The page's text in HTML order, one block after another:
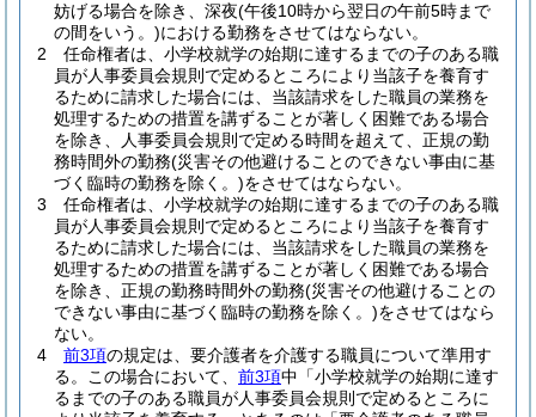
妨げる場合を除き、深夜(午後10時から翌日の午前5時まで
の間をいう。)における勤務をさせてはならない。
2
任命権者は、小学校就学の始期に達するまでの子のある職
員が人事委員会規則で定めるところにより当該子を養育す
るために請求した場合には、当該請求をした職員の業務を
処理するための措置を講ずることが著しく困難である場合
を除き、人事委員会規則で定める時間を超えて、正規の勤
務時間外の勤務(災害その他避けることのできない事由に基
づく臨時の勤務を除く。)をさせてはならない。
3
任命権者は、小学校就学の始期に達するまでの子のある職
員が人事委員会規則で定めるところにより当該子を養育す
るために請求した場合には、当該請求をした職員の業務を
処理するための措置を講ずることが著しく困難である場合
を除き、正規の勤務時間外の勤務(災害その他避けることの
できない事由に基づく臨時の勤務を除く。)をさせてはなら
ない。
4
前3項の規定は、要介護者を介護する職員について準用す
る。
この場合において、 前3項中「小学校就学の始期に達す
るまでの子のある職員が人事委員会規則で定めるところに